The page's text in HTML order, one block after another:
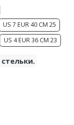
US 7 EUR 40 CM 25
US 4 EUR 36 CM 23